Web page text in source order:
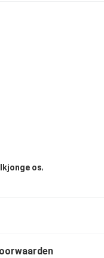
os,